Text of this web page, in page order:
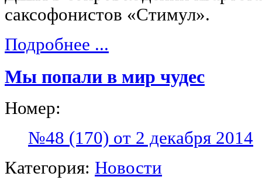
саксофонистов «Стимул».
Подробнее ...
Мы попали в мир чудес
Номер:
№48 (170) от 2 декабря 2014
Категория: Новости